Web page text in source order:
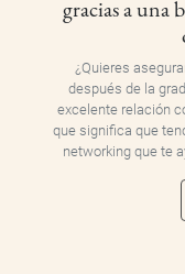
gracias a una
¿Quieres
después de la
excelente relación
que significa que
networking que te